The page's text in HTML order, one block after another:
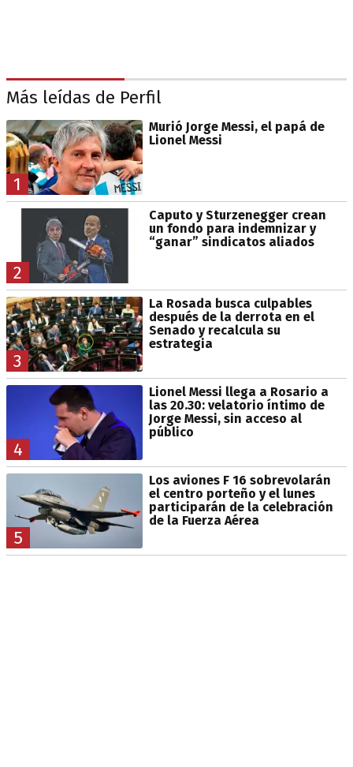
Más leídas de Perfil
1
Murió Jorge Messi, el papá de
Lionel Messi
2
Caputo y Sturzenegger crean
un fondo para indemnizar y
“ganar” sindicatos aliados
3
La Rosada busca culpables
después de la derrota en el
Senado y recalcula su
estrategia
4
Lionel Messi llega a Rosario a
las 20.30: velatorio íntimo de
Jorge Messi, sin acceso al
público
5
Los aviones F 16 sobrevolarán
el centro porteño y el lunes
participarán de la celebración
de la Fuerza Aérea